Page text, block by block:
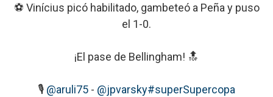
⚽ Vinícius picó habilitado, gambeteó a Peña y puso
el 1-0.
¡El pase de Bellingham! 🔝
🎙️ @aruli75 - @jpvarsky#superSupercopa